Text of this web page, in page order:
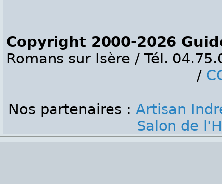
Copyright 2000-2026
Romans sur Isère / Tél.
/
Nos partenaires : Artisan
Salon de